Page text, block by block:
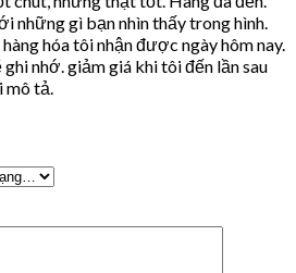
những gì bạn nhìn thấy trong hình.
hóa tôi nhận được ngày hôm nay.
ghi nhớ. giảm giá khi tôi đến lần sau
tả.